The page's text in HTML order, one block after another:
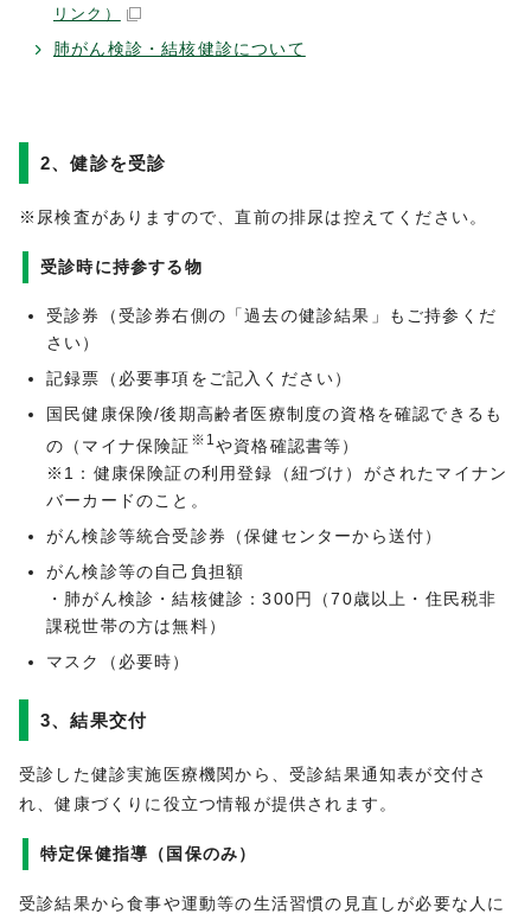
リンク）
肺がん検診・結核健診について
2、健診を受診
※尿検査がありますので、直前の排尿は控えてください。
受診時に持参する物
受診券（受診券右側の「過去の健診結果」もご持参くだ
さい）
記録票（必要事項をご記入ください）
国民健康保険/後期高齢者医療制度の資格を確認できるも
の（マイナ保険証 ※1 や資格確認書等）
※1：健康保険証の利用登録（紐づけ）がされたマイナン
バーカードのこと。
がん検診等統合受診券（保健センターから送付）
がん検診等の自己負担額
・肺がん検診・結核健診：300円（70歳以上・住民税非
課税世帯の方は無料）
マスク（必要時）
3、結果交付
受診した健診実施医療機関から、受診結果通知表が交付さ
れ、健康づくりに役立つ情報が提供されます。
特定保健指導（国保のみ）
受診結果から食事や運動等の生活習慣の見直しが必要な人に